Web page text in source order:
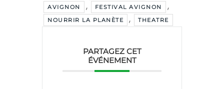
AVIGNON , FESTIVAL AVIGNON ,
NOURRIR LA PLANÈTE , THEATRE
PARTAGEZ CET
ÉVÉNEMENT